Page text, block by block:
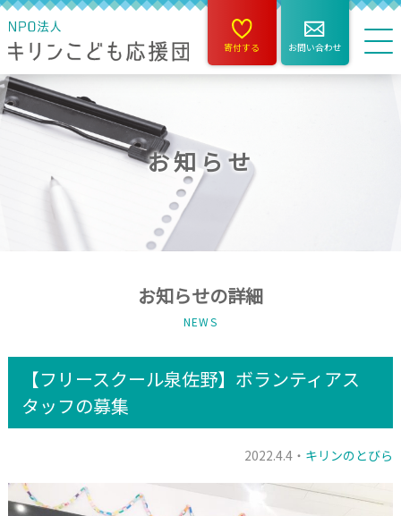
寄付する お問い合わせ
お知らせ
お知らせの詳細
NEWS
【フリースクール泉佐野】ボランティアス
タッフの募集
2022.4.4・ キリンのとびら